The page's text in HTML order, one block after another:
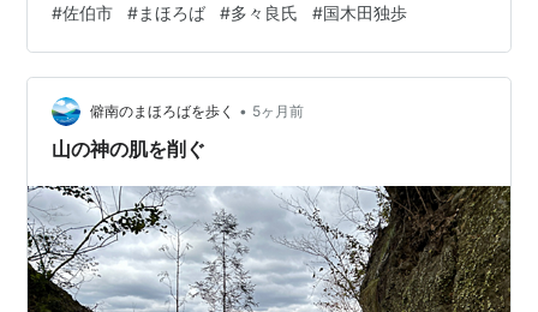
時にも何度か独歩の姿を目にしたらしい。弟の収二の姿
は伝わっていない。はて独歩はそんなに頻繁に元越山に
登ったのだったか。 婆さんの家の庭先に独歩がいつも腰
掛けていた大きな石が今も残っているという。お孫さん
が偶々佐伯市役所での「白い旅」展示会に立ち寄りそう
#佐伯市 #まほろば #多々良氏 #国木田独歩
僻南のまほろばを歩く • 5ヶ月前
山の神の肌を削ぐ